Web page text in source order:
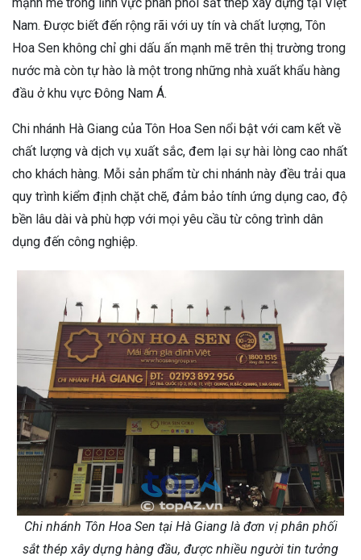
Nam. Được biết đến rộng rãi với uy tín và chất lượng, Tôn
Hoa Sen không chỉ ghi dấu ấn mạnh mẽ trên thị trường trong
nước mà còn tự hào là một trong những nhà xuất khẩu hàng
đầu ở khu vực Đông Nam Á.
Chi nhánh Hà Giang của Tôn Hoa Sen nổi bật với cam kết về
chất lượng và dịch vụ xuất sắc, đem lại sự hài lòng cao nhất
cho khách hàng. Mỗi sản phẩm từ chi nhánh này đều trải qua
quy trình kiểm định chặt chẽ, đảm bảo tính ứng dụng cao, độ
bền lâu dài và phù hợp với mọi yêu cầu từ công trình dân
dụng đến công nghiệp.
Chi nhánh Tôn Hoa Sen tại Hà Giang là đơn vị phân phối
sắt thép xây dựng hàng đầu, được nhiều người tin tưởng